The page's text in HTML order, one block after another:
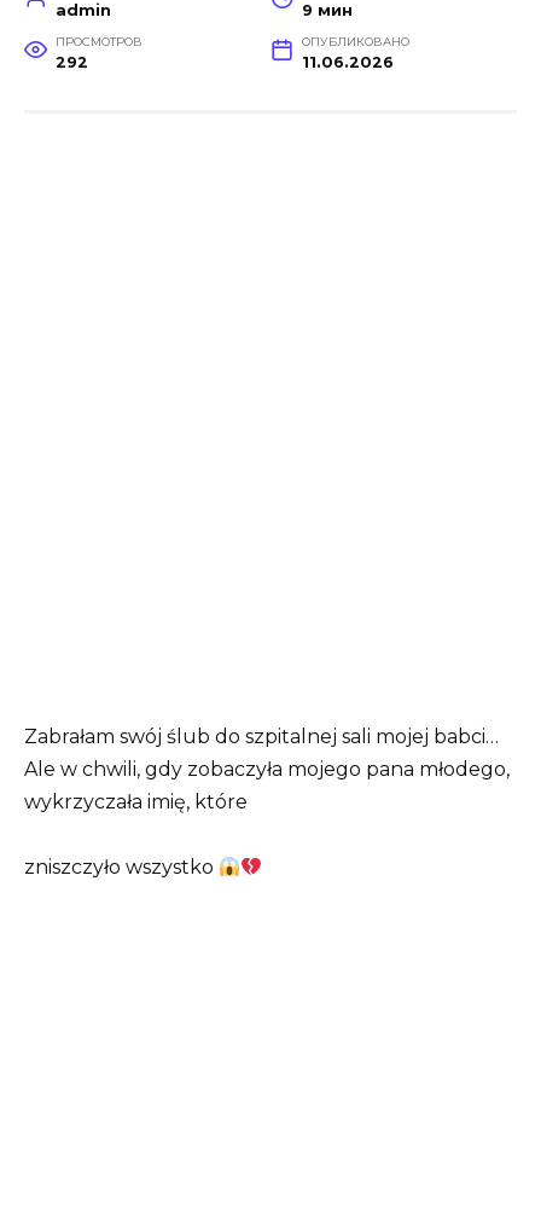
admin 9 мин
ПРОСМОТРОВ
292
ОПУБЛИКОВАНО
11.06.2026
Zabrałam swój ślub do szpitalnej sali mojej babci…
Ale w chwili, gdy zobaczyła mojego pana młodego,
wykrzyczała imię, które
zniszczyło wszystko